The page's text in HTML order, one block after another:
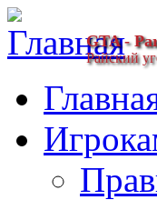
GTA -
Райский